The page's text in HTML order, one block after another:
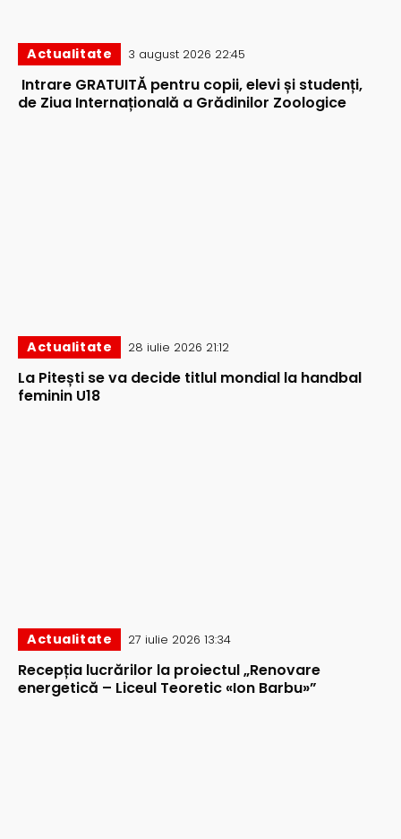
Actualitate 3 august 2026 22:45
Intrare GRATUITĂ pentru copii, elevi și studenți,
de Ziua Internațională a Grădinilor Zoologice
Actualitate 28 iulie 2026 21:12
La Pitești se va decide titlul mondial la handbal
feminin U18
Actualitate 27 iulie 2026 13:34
Recepția lucrărilor la proiectul „Renovare
energetică – Liceul Teoretic «Ion Barbu»”